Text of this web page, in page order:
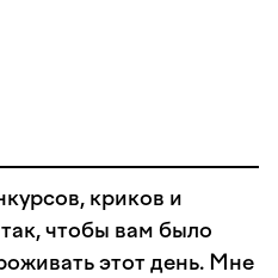
криков и
чтобы вам было
этот день. Мне